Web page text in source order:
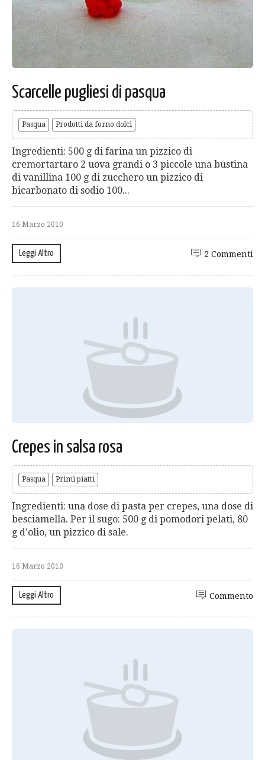
Scarcelle pugliesi di pasqua
Pasqua Prodotti da forno dolci
Ingredienti: 500 g di farina un pizzico di
cremortartaro 2 uova grandi o 3 piccole una bustina
di vanillina 100 g di zucchero un pizzico di
bicarbonato di sodio 100...
16 Marzo 2010
Leggi Altro 2 Commenti
Crepes in salsa rosa
Pasqua Primi piatti
Ingredienti: una dose di pasta per crepes, una dose di
besciamella. Per il sugo: 500 g di pomodori pelati, 80
g d’olio, un pizzico di sale.
16 Marzo 2010
Leggi Altro Commento